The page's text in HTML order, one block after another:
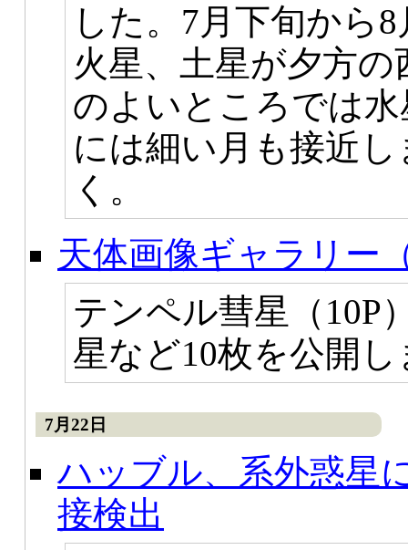
した。7月下旬から
火星、土星が夕方
のよいところでは
には細い月も接近
く。
天体画像ギャラリー
テンペル彗星（10P
星など10枚を公開
7月22日
ハッブル、系外惑星
接検出